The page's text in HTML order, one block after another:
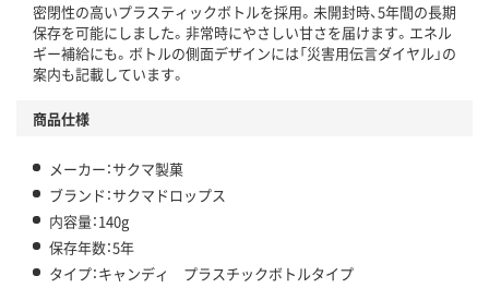
密閉性の高いプラスティックボトルを採用。未開封時、5年間の長期
保存を可能にしました。非常時にやさしい甘さを届けます。エネル
ギー補給にも。ボトルの側面デザインには「災害用伝言ダイヤル」の
案内も記載しています。
商品仕様
メーカー：サクマ製菓
ブランド：サクマドロップス
内容量：140g
保存年数：5年
タイプ：キャンディ プラスチックボトルタイプ